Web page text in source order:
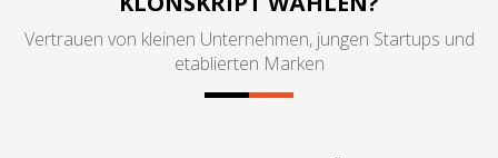
Vertrauen von kleinen Unternehmen, jungen Startups und
etablierten Marken